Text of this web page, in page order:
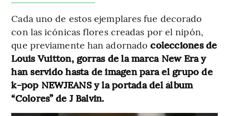
Cada uno de estos ejemplares fue decorado
con las icónicas flores creadas por el nipón,
que previamente han adornadocolecciones de
Louis Vuitton, gorras de la marca New Era y
han servido hasta de imagen para el grupo de
k-pop NEWJEANS y la portada del álbum
“Colores” de J Balvin.